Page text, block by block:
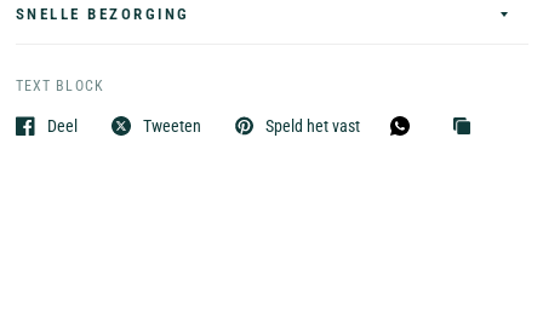
SNELLE BEZORGING
TEXT BLOCK
Deel Tweeten Speld het vast